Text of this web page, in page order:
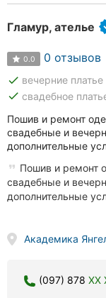
Гламур, ателье
0.0 0 отзывов
done вечерние платье
done свадебное
Пошив и ремонт
свадебные и
дополнительные
Пошив и ремонт
свадебные и
дополнительные
Академика
(097) 878 XX